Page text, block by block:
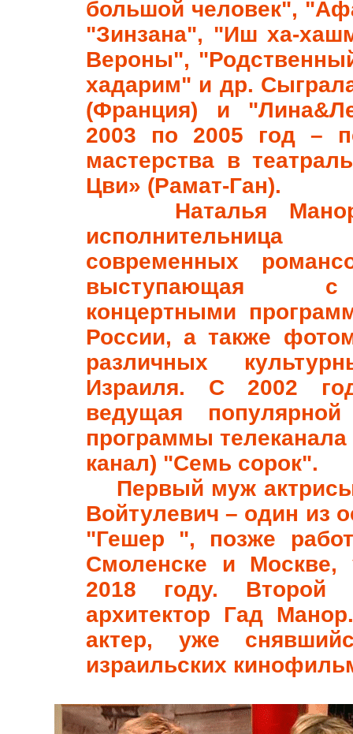
большой человек",
"Зинзана", "Иш ха-
Вероны",
хадарим" и др.
(Франция) и
2003 по 2005 год –
мастерства в
Цви» (Рамат-Ган).
Наталья
современных
выступающая
концертными
России, а также
различных
Израиля. С 2002
ведущая популярной
программы
канал) "Семь сорок".
Первый муж актрисы
Войтулевич– один из
"Гешер ", позже
Смоленске и
2018 году.
архитектор Гад
актер, уже
израильских